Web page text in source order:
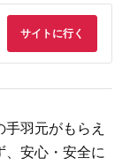
サイトに行く
羽元がもらえ
、安心・安全に